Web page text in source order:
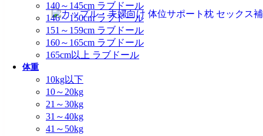
140～145cm ラブドール
146～150cm ラブドール
151～159cm ラブドール
160～165cm ラブドール
165cm以上 ラブドール
体重
10kg以下
10～20kg
21～30kg
31～40kg
41～50kg